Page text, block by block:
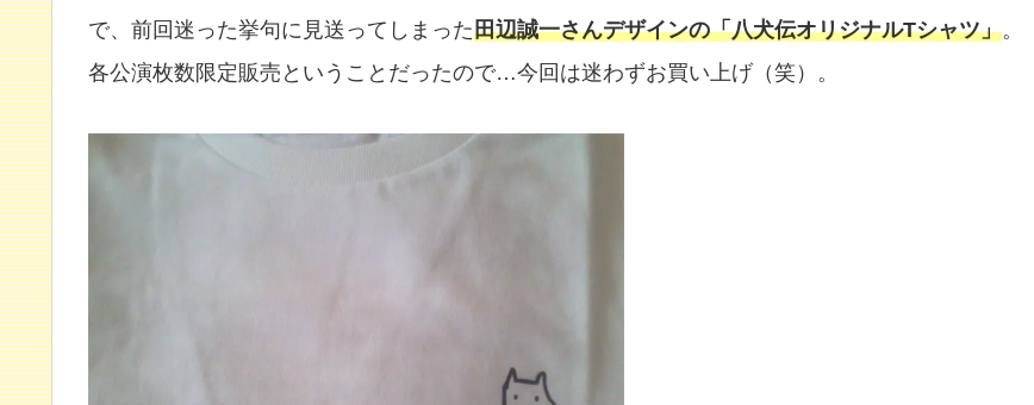
で、前回迷った挙句に見送ってしまった田辺誠一さんデザインの「八犬伝オリジナルTシャツ」。
各公演枚数限定販売ということだったので…今回は迷わずお買い上げ（笑）。